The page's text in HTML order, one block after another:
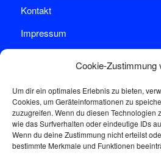
Cookie-Zustimmung
Um dir ein optimales Erlebnis zu bieten,
Cookies, um Geräteinformationen zu
zuzugreifen. Wenn du diesen Technologien
wie das Surfverhalten oder eindeutige IDs
Wenn du deine Zustimmung nicht erteilst
bestimmte Merkmale und Funktionen
Kontakt
Impressum
Sprechstunde